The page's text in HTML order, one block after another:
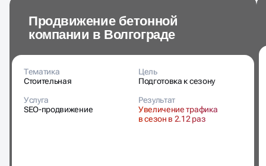
Продвижение бетонной
компании в Волгограде
Тематика
Стоительная
Цель
Подготовка к сезону
Услуга
SEO-продвижение
Результат
Увеличение трафика
в сезон в 2.12 раз